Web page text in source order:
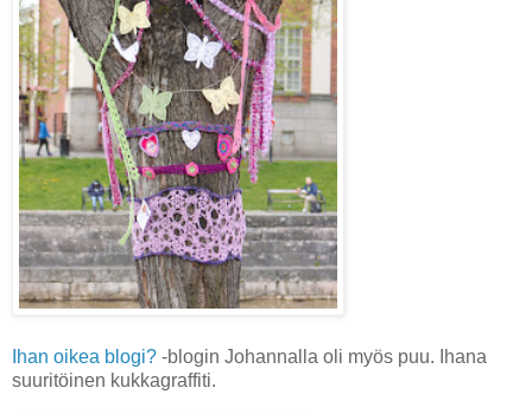
Ihan oikea blogi? -blogin Johannalla oli myös puu. Ihana
suuritöinen kukkagraffiti.